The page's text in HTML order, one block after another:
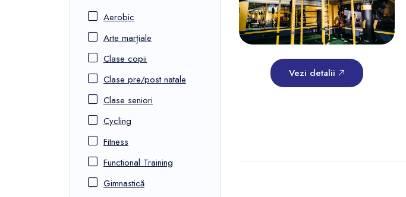
Aerobic
Arte marțiale
Clase copii
Clase pre/post natale
Clase seniori
Cycling
Fitness
Functional Training
Gimnastică
Vezi detalii